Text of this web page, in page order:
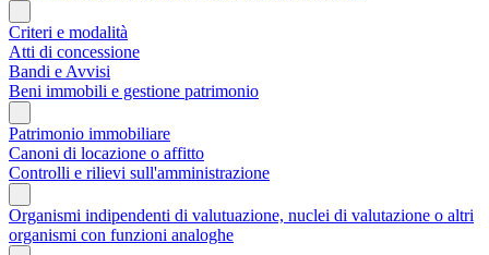
Criteri e modalità
Atti di concessione
Bandi e Avvisi
Beni immobili e gestione patrimonio
Patrimonio immobiliare
Canoni di locazione o affitto
Controlli e rilievi sull'amministrazione
Organismi indipendenti di valutuazione, nuclei di valutazione o altri
organismi con funzioni analoghe